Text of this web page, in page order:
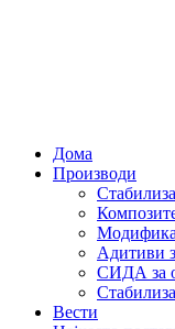
Дома
Производи
Адитиви
СИДА за
Вести